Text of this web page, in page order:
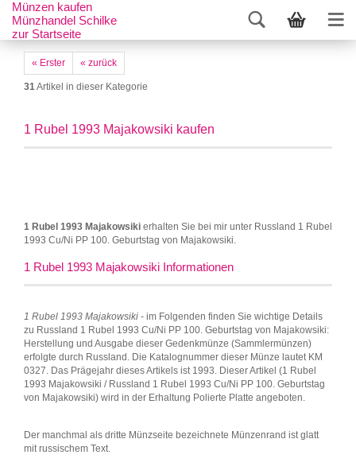
Münzen kaufen
Münzhandel Schilke
zur Startseite
« Erster « zurück
31Artikel in dieser Kategorie
1 Rubel 1993 Majakowsiki kaufen
1 Rubel 1993 Majakowsiki erhalten Sie bei mir unter Russland 1 Rubel
1993 Cu/Ni PP 100. Geburtstag von Majakowsiki.
1 Rubel 1993 Majakowsiki Informationen
1 Rubel 1993 Majakowsiki - im Folgenden finden Sie wichtige Details
zu Russland 1 Rubel 1993 Cu/Ni PP 100. Geburtstag von Majakowsiki:
Herstellung und Ausgabe dieser Gedenkmünze (Sammlermünzen)
erfolgte durch Russland. Die Katalognummer dieser Münze lautet KM
0327. Das Prägejahr dieses Artikels ist 1993. Dieser Artikel (1 Rubel
1993 Majakowsiki / Russland 1 Rubel 1993 Cu/Ni PP 100. Geburtstag
von Majakowsiki) wird in der Erhaltung Polierte Platte angeboten.
Der manchmal als dritte Münzseite bezeichnete Münzenrand ist glatt
mit russischem Text.